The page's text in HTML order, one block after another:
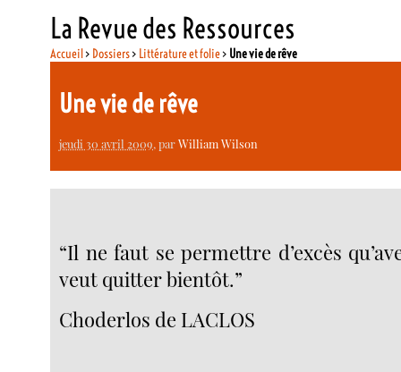
La Revue des Ressources
Accueil> Dossiers> Littérature et folie> Une vie de rêve
Une vie de rêve
jeudi 30 avril 2009, parWilliam Wilson
“Il ne faut se permettre d’excès
veut quitter bientôt.”
Choderlos de LACLOS